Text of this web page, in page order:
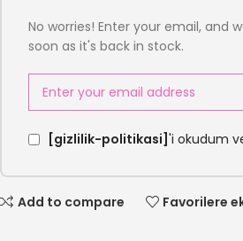
No worries! Enter your email, and
soon as it's back in stock.
[gizlilik-politikasi] 'i okudum
Add to compare Favorilere